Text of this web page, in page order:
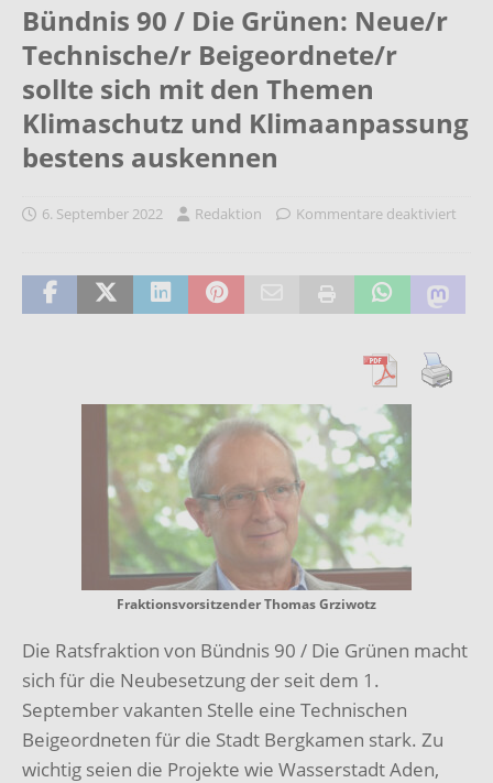
Bündnis 90 / Die Grünen: Neue/r
Technische/r Beigeordnete/r
sollte sich mit den Themen
Klimaschutz und Klimaanpassung
bestens auskennen
6. September 2022 Redaktion Kommentare deaktiviert
Fraktionsvorsitzender Thomas Grziwotz
Die Ratsfraktion von Bündnis 90 / Die Grünen macht
sich für die Neubesetzung der seit dem 1.
September vakanten Stelle eine Technischen
Beigeordneten für die Stadt Bergkamen stark. Zu
wichtig seien die Projekte wie Wasserstadt Aden,